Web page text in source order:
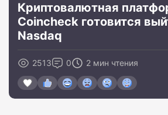
Криптовалютная
Coincheck готовится
Nasdaq
2513 0 2 мин чтения